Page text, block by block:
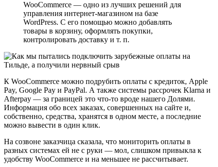
WooCommerce — одно из лучших решений для
управления интернет-магазином на базе
WordPress. С его помощью можно добавлять
товары в корзину, оформлять покупки,
контролировать доставку и т. п.
К WooCommerce можно подрубить оплаты с кредиток, Apple
Pay, Google Pay и PayPal. А также системы рассрочек Klarna и
Afterpay — за границей это что-то вроде нашего Долями.
Информация обо всех заказах, совершенных на сайте и,
собственно, средства, хранятся в одном месте, а последние
можно вывести в один клик.
На созвоне заказчица сказала, что мониторить оплаты в
разных системах ей не с руки — мол, слишком привыкла к
удобству WooCommerce и на меньшее не рассчитывает.